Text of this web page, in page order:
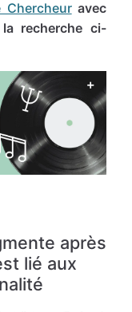
Chercheuravec
recherche ci-
après
lié aux